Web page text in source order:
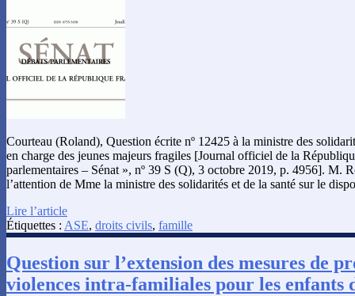
Courteau (Roland), Question écrite nº 12425 à la ministre des
en charge des jeunes majeurs fragiles [Journal officiel de la
parlementaires – Sénat », nº 39 S (Q), 3 octobre 2019, p. 4956]. M.
l’attention de Mme la ministre des solidarités et de la santé sur le
Lire l’article
Étiquettes : ASE, droits civils, famille
Question sur l’extension des mesures de
violences intra-familiales pour les enfants